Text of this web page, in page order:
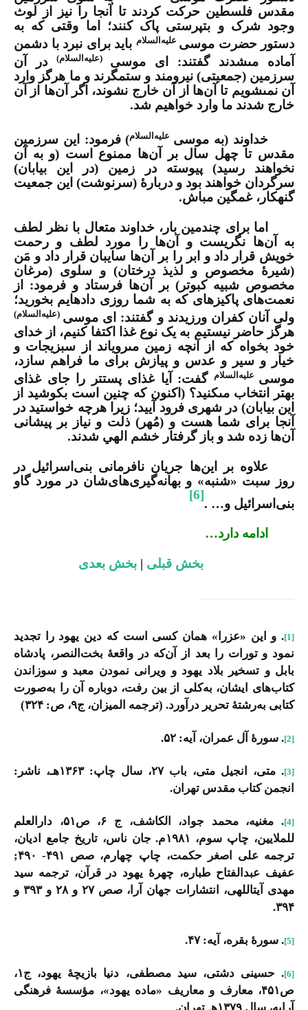
مقدس فلسطین حرکت کردند تا آنجا را نیز از لوث
وجود شرک و بت­پرستى پاک کنند؛ اما وقتى که به
دستور حضرت موسى علیه‌السلام باید براى نبرد با دشمن
آماده مى‏شدند گفتند: اى موسى (علیه‌السلام)
در آن
سرزمین (جمعیتى) نیرومند و ستمگرند و ما هرگز وارد
آن نمى‏شویم تا آن‌ها از آن خارج نشوند، اگر آن‌ها از آن
خارج شدند ما وارد خواهیم شد.
خداوند (به موسى علیه‌السلام) فرمود: این سرزمین
مقدس تا چهل سال بر آن‌ها ممنوع است (و به آن
نخواهند رسید) پیوسته در زمین (در این بیابان)
سرگردان خواهند بود و دربارۀ (سرنوشت) این جمعیت
گنهکار، غمگین مباش.
اما براى چندمین بار، خداوند متعال با نظر لطف
به آن‌ها نگریست و آن‌ها را مورد لطف و رحمت‏
خویش قرار داد و ابر را بر آن‌ها سایبان قرار داد و مَن
(شیرۀ مخصوص و لذیذ درختان) و سلوى (مرغان
مخصوص شبیه کبوتر) بر آن‌ها فرستاد و فرمود: از
نعمت‌هاى پاکیزه‏اى که به شما روزى داده‏ایم بخورید؛
ولى آنان کفران ورزیدند و گفتند: اى موسى (علیه‌السلام)
هرگز حاضر نیستیم به یک نوع غذا اکتفا کنیم، از خداى
خود بخواه که از آنچه زمین مى‏رویاند از سبزیجات و
خیار و سیر و عدس و پیازش براى ما فراهم سازد،
موسى علیه‌السلام گفت: آیا غذاى پست‏تر را جاى غذاى
بهتر انتخاب مى‏کنید؟ (اکنون که چنین است‏ بکوشید از
این بیابان) در شهرى فرود آیید؛ زیرا هرچه خواستید در
آنجا براى شما هست و (مُهر) ذلت و نیاز بر پیشانى
آن‌ها زده شد و باز گرفتار خشم الهي شدند.
علاوه بر این‌ها جریان نافرمانى بنى‌اسرائیل در
روز سبت «شنبه‏» و بهانه‏‌گیری‌های‌شان در مورد گاو
بنى‌اسرائیل و… .
[6]
ادامه دارد…
بخش قبلی |بخش بعدی
[1]. و این «عزرا» همان کسی است که دین یهود را تجدید
نمود و تورات را بعد از آن‌که در واقعۀ بخت‌النصر، پادشاه
بابل و تسخیر بلاد یهود و ویرانی نمودن معبد و سوزاندن
کتاب‌های ایشان، به‌کلی از بین رفت، دوباره آن را به‌صورت
کتابی به‌رشتۀ تحریر درآورد. (ترجمه المیزان، ج۹، ص: ۳۲۴)
[2]. سورۀ آل عمران، آیه: ۵۲.
[3]
. متی، انجیل متی، باب ۲۷، سال چاپ: ۱۳۶۳هـ، ناشر:
انجمن کتاب مقدس تهران.
[4]
. مغنیه، محمد جواد، الکاشف، ج ۶، ص‏۵۱، دارالعلم
للملایین، چاپ سوم، ۱۹۸۱م. جان ناس، تاریخ جامع ادیان،
ترجمه على اصغر حکمت، چاپ چهارم، صص ۴۹۱- ۴۹۰;
عفیف عبدالفتاح طباره، چهرۀ یهود در قرآن، ترجمه سید
مهدى آیت‏اللهى، انتشارات جهان آرا، صص ۲۷ و ۲۸ و ۳۹۳ و
۳۹۴.
[5]. سورۀ بقره، آیه: ۴۷.
[6]
. حسینى دشتى، سید مصطفى، دنیا بازیچۀ یهود، ج‏۱،
ص۴۵۱، معارف و معاریف «ماده یهود»، مؤسسۀ فرهنگى